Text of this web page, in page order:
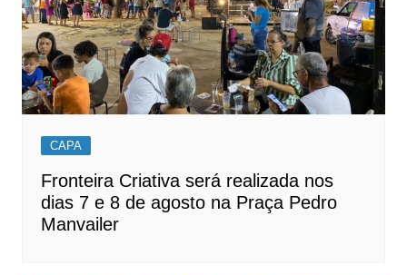
CAPA
Fronteira Criativa será realizada nos
dias 7 e 8 de agosto na Praça Pedro
Manvailer